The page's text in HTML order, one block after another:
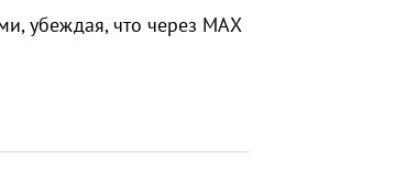
убеждая, что через МАХ